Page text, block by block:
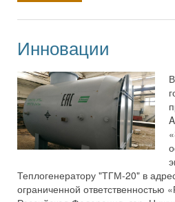
Инновации
Теплогенератору "ТГМ-20" в
ограниченной ответственностью